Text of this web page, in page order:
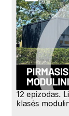
12 epizodas.
klasės